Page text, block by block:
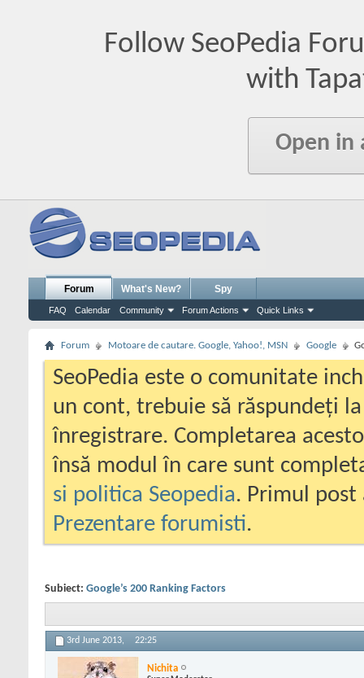
Follow SeoPedia
with
Open in
Forum
FAQ Calendar Community Forum Actions Quick Links
What's New? Spy
Forum Motoare de cautare. Google, Yahoo!, MSN Google
SeoPedia este o comunitate
un cont, trebuie să răspundeți
înregistrare. Completarea
însă modul în care sunt
si politica Seopedia. Primul
Prezentare forumisti.
Subiect: Google’s 200 Ranking Factors
3rd June 2013, 22:25
Nichita